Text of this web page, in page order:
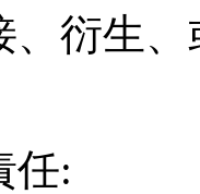
、衍生
任: